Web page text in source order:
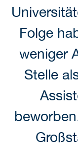
Folge
weniger
Stelle